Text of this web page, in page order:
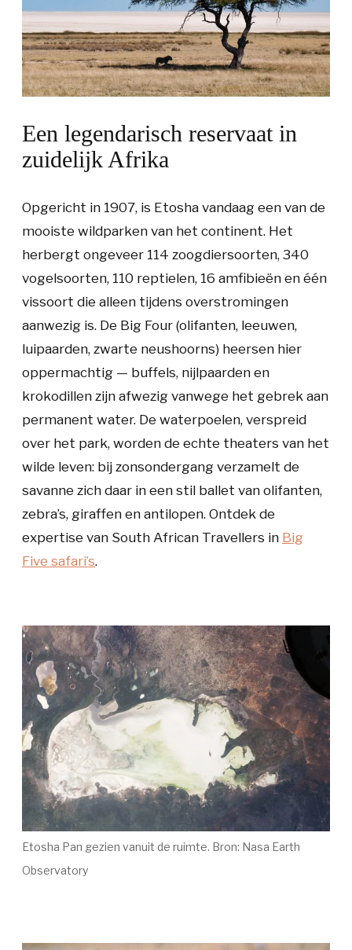
Een legendarisch reservaat in
zuidelijk Afrika
Opgericht in 1907, is Etosha vandaag een van de
mooiste wildparken van het continent. Het
herbergt ongeveer 114 zoogdiersoorten, 340
vogelsoorten, 110 reptielen, 16 amfibieën en één
vissoort die alleen tijdens overstromingen
aanwezig is. De Big Four (olifanten, leeuwen,
luipaarden, zwarte neushoorns) heersen hier
oppermachtig — buffels, nijlpaarden en
krokodillen zijn afwezig vanwege het gebrek aan
permanent water. De waterpoelen, verspreid
over het park, worden de echte theaters van het
wilde leven: bij zonsondergang verzamelt de
savanne zich daar in een stil ballet van olifanten,
zebra’s, giraffen en antilopen. Ontdek de
expertise van South African Travellers in Big
Five safari’s.
Etosha Pan gezien vanuit de ruimte. Bron: Nasa Earth
Observatory